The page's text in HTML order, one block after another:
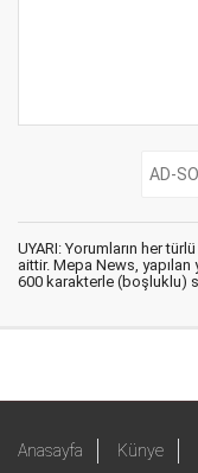
UYARI: Yorumların her
aittir. Mepa News,
600 karakterle (boşluklu)
Anasayfa Künye